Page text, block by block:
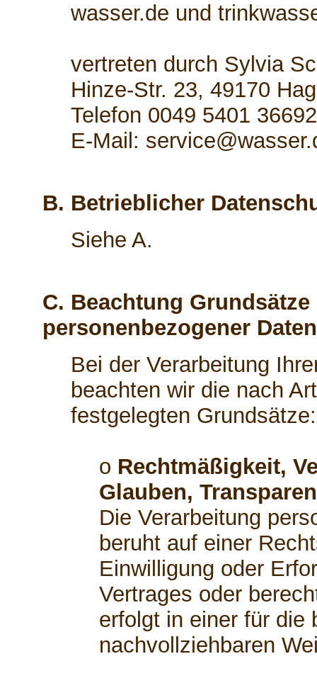
wasser.de und
vertreten durch Sylvia
Hinze-Str. 23, 49170
Telefon 0049 5401
E-Mail:
B. Betrieblicher
Siehe A.
C. Beachtung
personenbezogener Daten
Bei der Verarbeitung
beachten wir die nach
festgelegten Grundsätze:
o Rechtmäßigkeit,
Glauben,
Die Verarbeitung
beruht auf einer
Einwilligung oder
Vertrages oder
erfolgt in einer für die
nachvollziehbaren